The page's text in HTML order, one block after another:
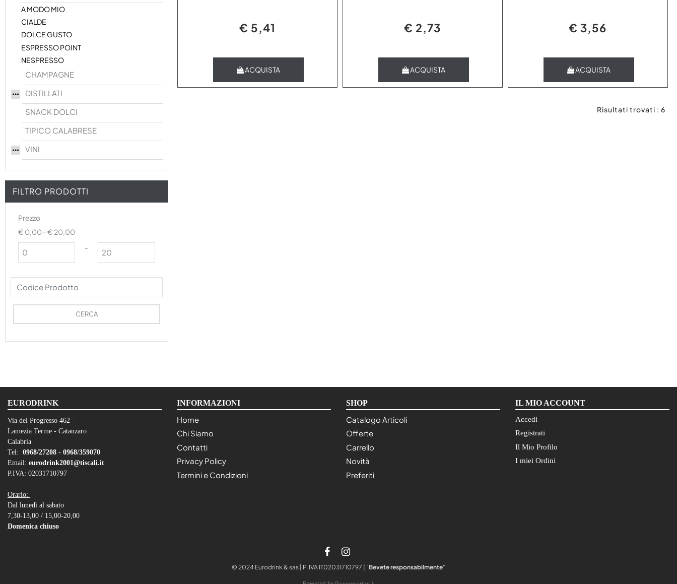
A MODO MIO
CIALDE
DOLCE GUSTO
ESPRESSO POINT
NESPRESSO
CHAMPAGNE
DISTILLATI
SNACK DOLCI
TIPICO CALABRESE
VINI
FILTRO PRODOTTI
Prezzo
€ 0,00 - € 20,00
-
€ 5,41
ACQUISTA
€ 2,73
ACQUISTA
€ 3,56
ACQUISTA
Risultati trovati : 6
EURODRINK
Via del Progresso 462 -
Lamezia Terme - Catanzaro
Calabria
Tel: 0968/27208 - 0968/359070
Email: eurodrink2001@tiscali.it
P.IVA: 02031710797
Orario:
Dal lunedì al sabato
7,30-13,00 / 15,00-20,00
Domenica chiuso
INFORMAZIONI
Home
Chi Siamo
Contatti
Privacy Policy
Termini e Condizioni
SHOP
Catalogo Articoli
Offerte
Carrello
Novità
Preferiti
IL MIO ACCOUNT
Accedi
Registrati
Il Mio Profilo
I miei Ordini
© 2024 Eurodrink & sas | P. IVA IT02031710797 | "Bevete responsabilmente"